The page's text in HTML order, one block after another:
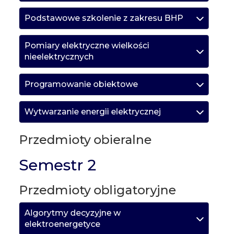
Podstawowe szkolenie z zakresu BHP
Pomiary elektryczne wielkości
nieelektrycznych
Programowanie obiektowe
Wytwarzanie energii elektrycznej
Przedmioty obieralne
Semestr 2
Przedmioty obligatoryjne
Algorytmy decyzyjne w
elektroenergetyce